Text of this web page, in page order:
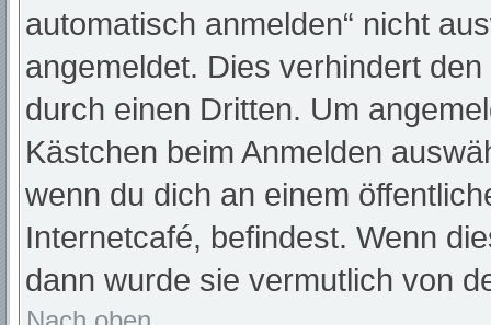
automatisch anmelden“ nicht
angemeldet. Dies verhindert
durch einen Dritten. Um
Kästchen beim Anmelden
wenn du dich an einem
Internetcafé, befindest. Wenn
dann wurde sie vermutlich von